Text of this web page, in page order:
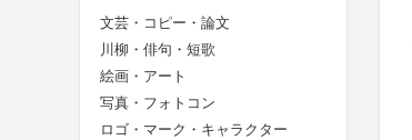
文芸・コピー・論文
川柳・俳句・短歌
絵画・アート
写真・フォトコン
ロゴ・マーク・キャラクター